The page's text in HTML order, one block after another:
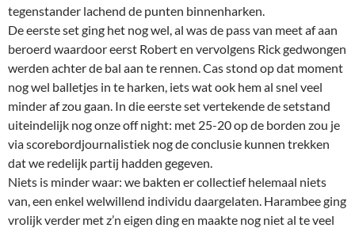
tegenstander lachend de punten binnenharken.
De eerste set ging het nog wel, al was de pass van meet af aan
beroerd waardoor eerst Robert en vervolgens Rick gedwongen
werden achter de bal aan te rennen. Cas stond op dat moment
nog wel balletjes in te harken, iets wat ook hem al snel veel
minder af zou gaan. In die eerste set vertekende de setstand
uiteindelijk nog onze off night: met 25-20 op de borden zou je
via scorebordjournalistiek nog de conclusie kunnen trekken
dat we redelijk partij hadden gegeven.
Niets is minder waar: we bakten er collectief helemaal niets
van, een enkel welwillend individu daargelaten. Harambee ging
vrolijk verder met z’n eigen ding en maakte nog niet al te veel